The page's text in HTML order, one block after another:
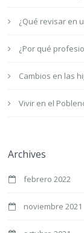
¿Qué revisar en
¿Por qué
Cambios en las
Vivir en el
Archives
febrero 2022
noviembre 2021